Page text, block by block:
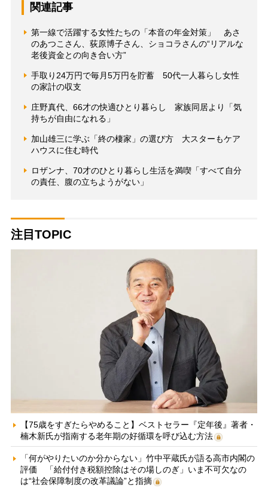
関連記事
第一線で活躍する女性たちの「本音の年金対策」 あさ
のあつこさん、荻原博子さん、ショコラさんの“リアルな
老後資金との向き合い方”
手取り24万円で毎月5万円を貯蓄 50代一人暮らし女性
の家計の収支
庄野真代、66才の快適ひとり暮らし 家族同居より「気
持ちが自由になれる」
加山雄三に学ぶ「終の棲家」の選び方 大スターもケア
ハウスに住む時代
ロザンナ、70才のひとり暮らし生活を満喫「すべて自分
の責任、腹の立ちようがない」
注目TOPIC
【75歳をすぎたらやめること】ベストセラー『定年後』著者・
楠木新氏が指南する老年期の好循環を呼び込む方法
「何がやりたいのか分からない」竹中平蔵氏が語る高市内閣の
評価 「給付付き税額控除はその場しのぎ」いま不可欠なの
は“社会保障制度の改革議論”と指摘